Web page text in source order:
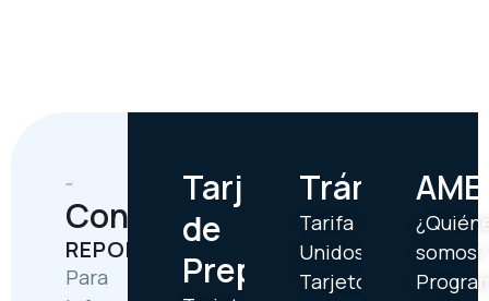
Contáctanos
REPORTES
Para
Tarjetas
de
Prepago
Trámites
Tarifa
Unidos
Tarjetón
somos?